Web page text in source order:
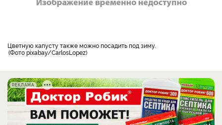
цветную капусту также можно посадить под зиму.
Фото pixabay/CarlosLopez
РЕКЛАМА